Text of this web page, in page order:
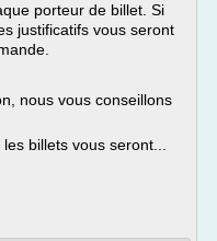
porteur de billet. Si
justificatifs vous seront
nous vous conseillons
billets vous seront...